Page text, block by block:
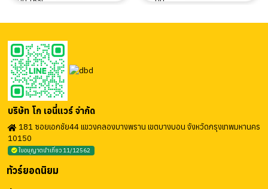
บริษัท โก เอนี่แวร์ จำกัด
181 ซอยเอกชัย44 แขวงคลองบางพราน เขตบางบอน จังหวัดกรุงเทพมหานคร
10150
ใบอนุญาตนำเที่ยว 11/12562
ทัวร์ยอดนิยม